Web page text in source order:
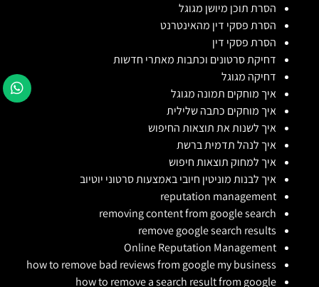
הסרת תוכן מיושן מגוגל
הסרת פסקי דין מהאינטרנט
הסרת פסקי דין
דחיקת סרטונים וכתבות מאתרי חדשות
דחיקה מגוגל
איך מוחקים תמונה מגוגל
איך מוחקים כתבה שלילית
איך לשנות את תוצאות החיפוש
איך לנהל תדמית ברשת
איך למחוק תוצאות חיפוש
איך לבנות מוניטין חיובי באמצעות סרטוני יוטיוב
reputation management
removing content from google search
remove google search results
Online Reputation Management
how to remove bad reviews from google my business
how to remove a search result from google